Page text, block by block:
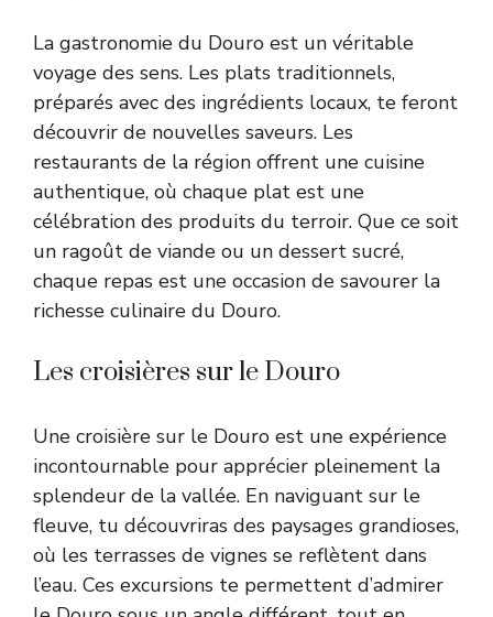
La gastronomie du Douro est un véritable
voyage des sens. Les plats traditionnels,
préparés avec des ingrédients locaux, te feront
découvrir de nouvelles saveurs. Les
restaurants de la région offrent une cuisine
authentique, où chaque plat est une
célébration des produits du terroir. Que ce soit
un ragoût de viande ou un dessert sucré,
chaque repas est une occasion de savourer la
richesse culinaire du Douro.
Les croisières sur le Douro
Une croisière sur le Douro est une expérience
incontournable pour apprécier pleinement la
splendeur de la vallée. En naviguant sur le
fleuve, tu découvriras des paysages grandioses,
où les terrasses de vignes se reflètent dans
l’eau. Ces excursions te permettent d’admirer